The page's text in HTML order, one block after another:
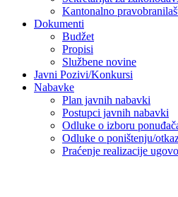
Kantonalno
Dokumenti
Budžet
Propisi
Službene novine
Javni Pozivi/Konkursi
Nabavke
Plan javnih nabavki
Postupci javnih nabavki
Odluke o izboru
Odluke o poništenju/
Praćenje realizacije